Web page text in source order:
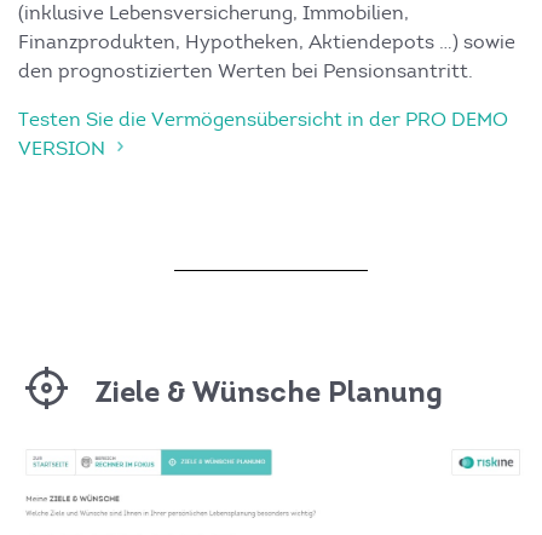
(inklusive Lebensversicherung, Immobilien,
Finanzprodukten, Hypotheken, Aktiendepots …) sowie
den prognostizierten Werten bei Pensionsantritt.
Testen Sie die Vermögensübersicht in der PRO DEMO
VERSION
Ziele & Wünsche Planung